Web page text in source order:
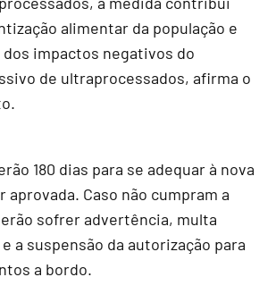
alimentar da população e
dos impactos negativos do
de ultraprocessados, afirma o
180 dias para se adequar à nova
aprovada. Caso não cumpram a
sofrer advertência, multa
a suspensão da autorização para
a bordo.